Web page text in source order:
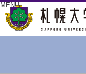
MENU